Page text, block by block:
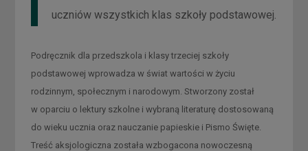
uczniów wszystkich klas szkoły podstawowej.
Podręcznik dla przedszkola i klasy trzeciej szkoły
podstawowej wprowadza w świat wartości w życiu
rodzinnym, społecznym i narodowym. Stworzony został
w oparciu o lektury szkolne i wybraną literaturę dostosowaną
do wieku ucznia oraz nauczanie papieskie i Pismo Święte.
Treść aksjologiczna została wzbogacona nowoczesną